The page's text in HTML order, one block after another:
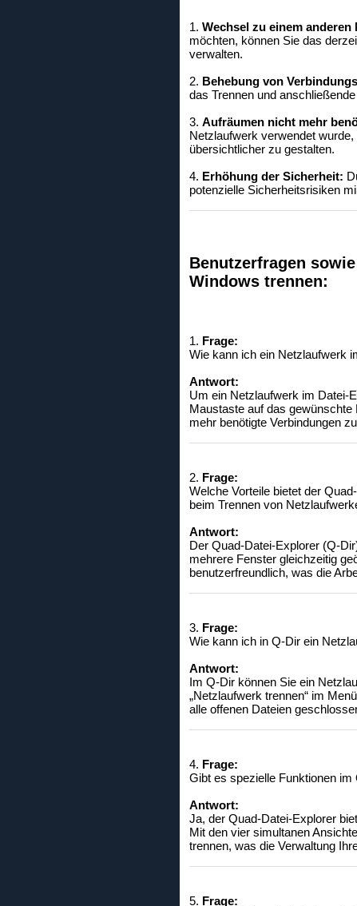
1. Wechsel zu einem anderen
möchten, können Sie das
verwalten.
2. Behebung von
das Trennen und
3. Aufräumen nicht mehr
Netzlaufwerk verwendet
übersichtlicher zu gestalten.
4. Erhöhung der Sicherheit:
potenzielle Sicherheitsrisiken
Benutzerfragen
Windows trennen:
1. Frage:
Wie kann ich ein Netzlaufwerk
Antwort:
Um ein Netzlaufwerk im Datei-
Maustaste auf das gewünschte
mehr benötigte Verbindungen
2. Frage:
Welche Vorteile bietet der
beim Trennen von
Antwort:
Der Quad-Datei-Explorer (Q-
mehrere Fenster gleichzeitig
benutzerfreundlich, was die
3. Frage:
Wie kann ich in Q-Dir ein
Antwort:
Im Q-Dir können Sie ein
„Netzlaufwerk trennen“ im
alle offenen Dateien
4. Frage:
Gibt es spezielle Funktionen
Antwort:
Ja, der Quad-Datei-Explorer
Mit den vier simultanen
trennen, was die Verwaltung
5. Frage: